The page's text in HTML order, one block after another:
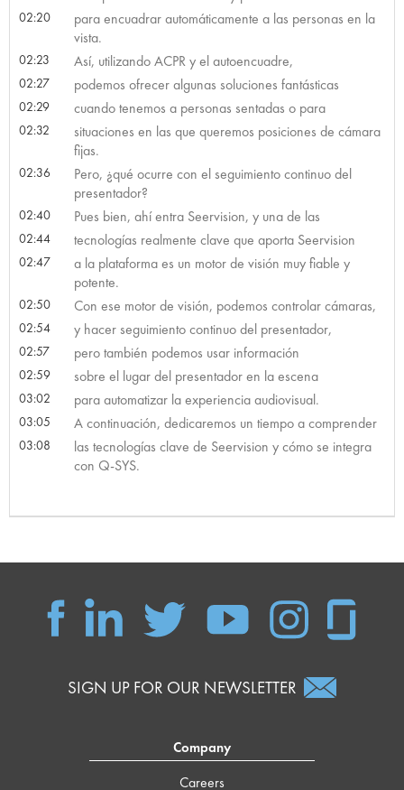
02:20
para encuadrar automáticamente a las personas en la
vista.
02:23 Así, utilizando ACPR y el autoencuadre,
02:27 podemos ofrecer algunas soluciones fantásticas
02:29 cuando tenemos a personas sentadas o para
02:32
situaciones en las que queremos posiciones de cámara
fijas.
02:36
Pero, ¿qué ocurre con el seguimiento continuo del
presentador?
02:40 Pues bien, ahí entra Seervision, y una de las
02:44 tecnologías realmente clave que aporta Seervision
02:47
a la plataforma es un motor de visión muy fiable y
potente.
02:50 Con ese motor de visión, podemos controlar cámaras,
02:54 y hacer seguimiento continuo del presentador,
02:57 pero también podemos usar información
02:59 sobre el lugar del presentador en la escena
03:02 para automatizar la experiencia audiovisual.
03:05 A continuación, dedicaremos un tiempo a comprender
03:08
las tecnologías clave de Seervision y cómo se integra
con Q-SYS.
SIGN UP FOR OUR NEWSLETTER
Company
Careers